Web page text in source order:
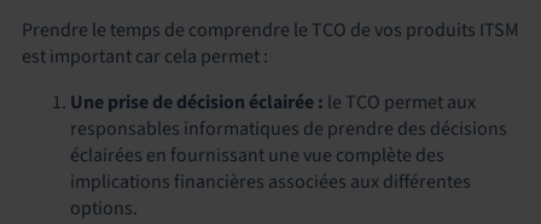
Prendre le temps de comprendre le TCO de vos produits ITSM
est important car cela permet :
Une prise de décision éclairée : le TCO permet aux
responsables informatiques de prendre des décisions
éclairées en fournissant une vue complète des
implications financières associées aux différentes
options.